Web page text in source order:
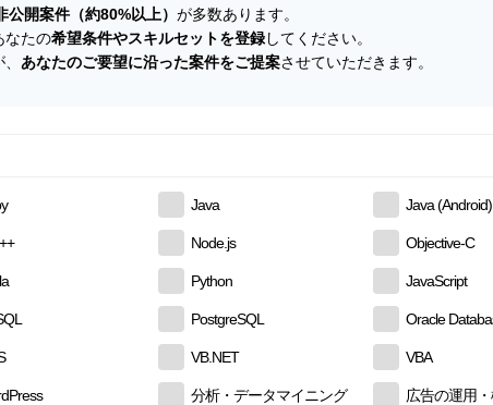
公開案件（約80%以上） が多数あります。
なたの希望条件やスキルセットを登録してください。
あなたのご要望に沿った案件をご提案させていただきます。
Java Java (Android)
Node.js Objective-C
Python JavaScript
PostgreSQL Oracle
VB.NET VBA
分析・データマイニング 広告の運用